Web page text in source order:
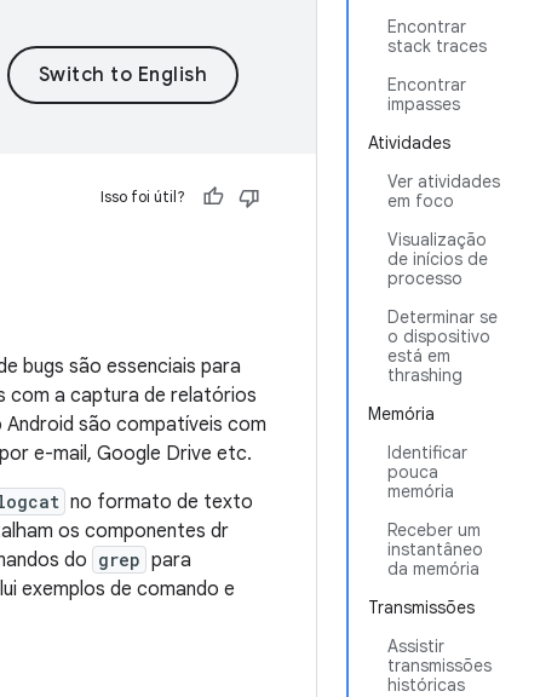
Encontrar
stack traces
Encontrar
impasses
Atividades
Ver atividades
em foco
Visualização
de inícios de
processo
Determinar se
o dispositivo
está em
thrashing
Memória
Identificar
pouca
memória
Receber um
instantâneo
da memória
Transmissões
Assistir
transmissões
históricas
Isso foi útil?
bugs são essenciais para
com a captura de relatórios
são compatíveis com
e-mail, Google Drive etc.
no formato de texto
os componentes dr
do grep para
exemplos de comando e